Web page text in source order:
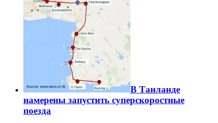
В Таиланде
намерены запустить суперскоростные
поезда